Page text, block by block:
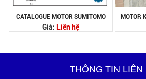
CATALOGUE MOTOR SUMITOMO
Giá: Liên hệ
MOTOR
THÔNG TIN LIÊN